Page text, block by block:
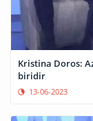
Kristina Doros:
biridir
13-06-2023